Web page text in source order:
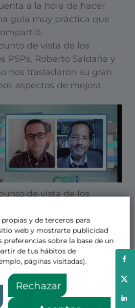
a la hora de hacer
guía muy práctica que
de vista de los
PSPs, Roberto Saldaña y
nos trasladaron su gran
aspectos de mejora.
de vista de los
nos trasladaron su gran
aspectos de mejora.
sesión con una reflexión
los CEIMs y las CCAA
de EOMs. Miguel
Rabanal expusieron
y de terceros para
web y mostrarte publicidad
preferencias sobre la base de un
de tus hábitos de
páginas visitadas).
Rechazar